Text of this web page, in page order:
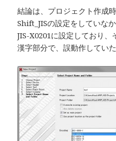
結論は、プロジェクト作成
Shift_JISの設定をしていな
JIS-X0201に設定しており
漢字部分で、誤動作してい